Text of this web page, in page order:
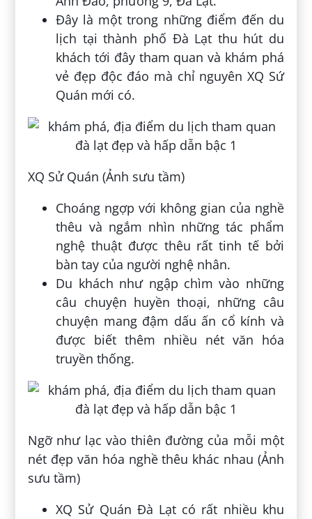
Đây là một trong những điểm đến du
lịch tại thành phố Đà Lạt thu hút du
khách tới đây tham quan và khám phá
vẻ đẹp độc đáo mà chỉ nguyên XQ Sứ
Quán mới có.
XQ Sử Quán (Ảnh sưu tầm)
Choáng ngợp với không gian của nghề
thêu và ngắm nhìn những tác phẩm
nghệ thuật được thêu rất tinh tế bởi
bàn tay của người nghệ nhân.
Du khách như ngập chìm vào những
câu chuyện huyền thoại, những câu
chuyện mang đậm dấu ấn cổ kính và
được biết thêm nhiều nét văn hóa
truyền thống.
Ngỡ như lạc vào thiên đường của mỗi một
nét đẹp văn hóa nghề thêu khác nhau (Ảnh
sưu tầm)
XQ Sử Quán Đà Lạt có rất nhiều khu